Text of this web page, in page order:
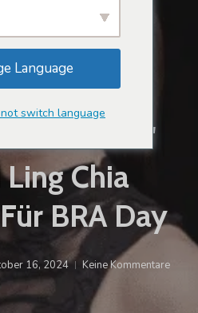
Ab, Das
Chia
BRA Day
16, 2024 Keine Kommentare
Language
switch language